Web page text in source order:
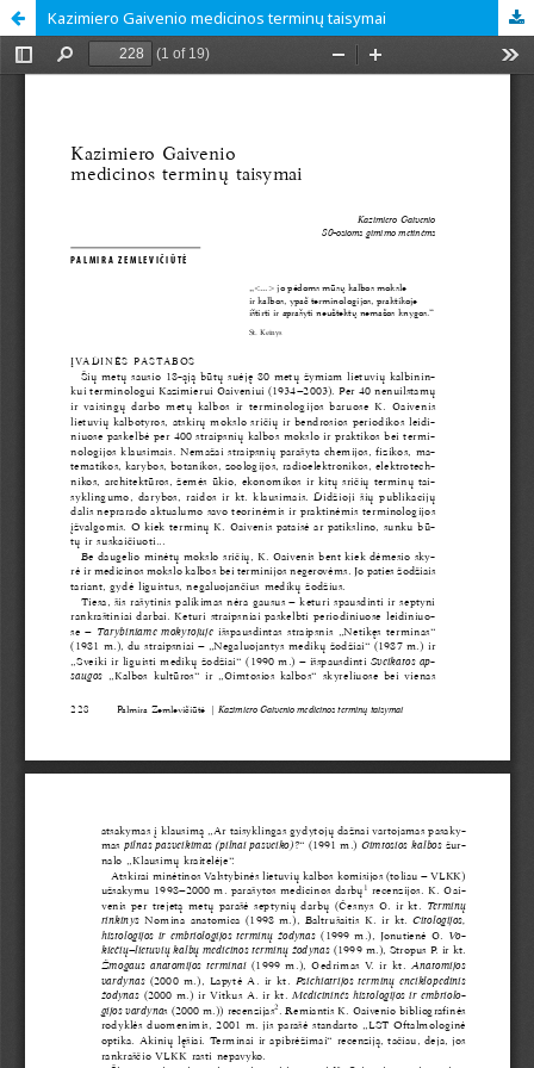
Kazimiero Gaivenio medicinos terminų taisymai